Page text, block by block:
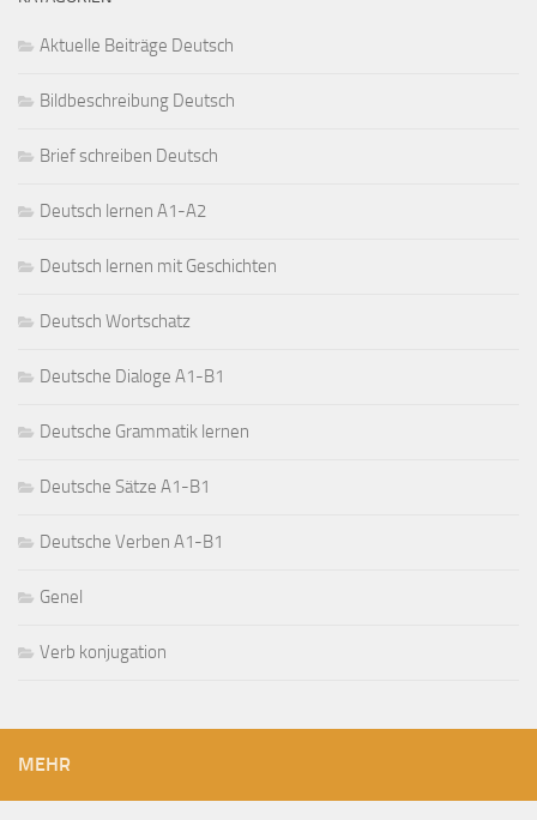
Aktuelle Beiträge Deutsch
Bildbeschreibung Deutsch
Brief schreiben Deutsch
Deutsch lernen A1-A2
Deutsch lernen mit Geschichten
Deutsch Wortschatz
Deutsche Dialoge A1-B1
Deutsche Grammatik lernen
Deutsche Sätze A1-B1
Deutsche Verben A1-B1
Genel
Verb konjugation
MEHR